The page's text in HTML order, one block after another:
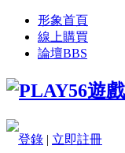
形象首頁
線上購買
論壇BBS
登錄 | 立即註冊